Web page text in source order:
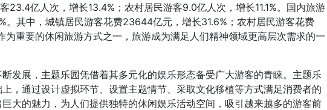
23.4亿人次，增长13.4%；农村居民游客9.0亿人次，增长11.1%。国内旅游
。其中，城镇居民游客花费23644亿元，增长31.6%；农村居民游客花费
重要的休闲旅游方式之一，旅游成为满足人们精神领域更高层次需求的一
发展，主题乐园凭借着其多元化的娱乐形态备受广大游客的青睐。主题乐
，通过设计虚拟环节、设置主题情节、采取文化移植等方式满足消费者的
大的魅力，为人们提供独特的休闲娱乐活动空间，吸引越来越多的游客前